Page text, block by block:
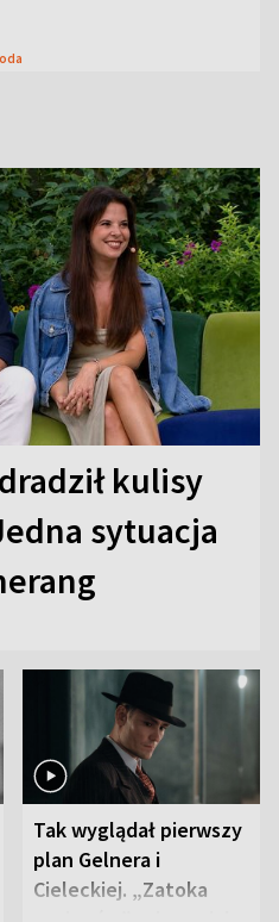
kulisy
sytuacja
Tak wyglądał pierwszy
plan Gelnera i
Cieleckiej. „Zatoka